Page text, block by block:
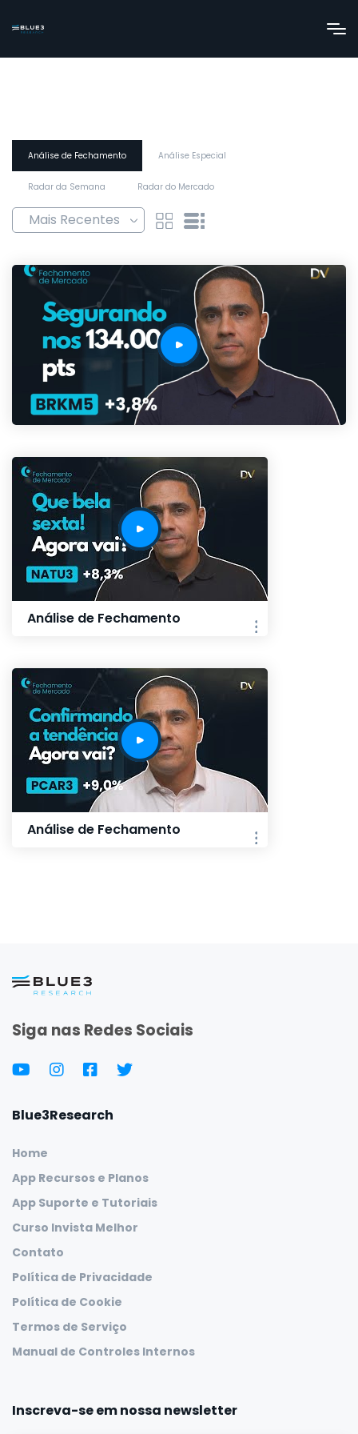
Análise de Fechamento Análise Especial
Radar da Semana Radar do Mercado
Análise de Fechamento
Análise de Fechamento
Siga nas Redes Sociais
Blue3Research
Home
App Recursos e Planos
App Suporte e Tutoriais
Curso Invista Melhor
Contato
Política de Privacidade
Política de Cookie
Termos de Serviço
Manual de Controles Internos
Inscreva-se em nossa newsletter